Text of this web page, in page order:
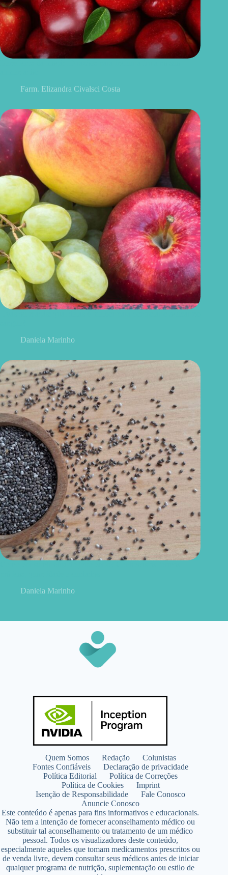
Farm. Elizandra Civalsci Costa
Daniela Marinho
Daniela Marinho
Quem Somos Redação
Colunistas
Fontes Confiáveis
Declaração de privacidade
Política Editorial
Política de Correções
Política de Cookies
Imprint
Isenção de Responsabilidade
Fale Conosco
Anuncie Conosco
Este conteúdo é apenas para fins informativos e educacionais.
Não tem a intenção de fornecer aconselhamento médico ou
substituir tal aconselhamento ou tratamento de um médico
pessoal. Todos os visualizadores deste conteúdo,
especialmente aqueles que tomam medicamentos prescritos ou
de venda livre, devem consultar seus médicos antes de iniciar
qualquer programa de nutrição, suplementação ou estilo de
vida.